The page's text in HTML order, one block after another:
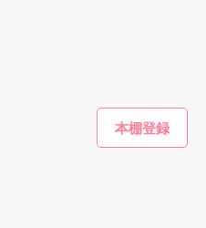
もっと見る
かんたん検索の条件を変える